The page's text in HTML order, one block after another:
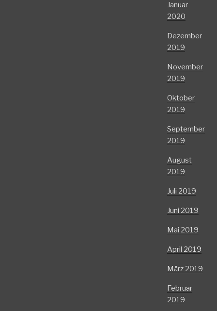
Januar
2020
Dezember
2019
November
2019
Oktober
2019
September
2019
August
2019
Juli 2019
Juni 2019
Mai 2019
April 2019
März 2019
Februar
2019